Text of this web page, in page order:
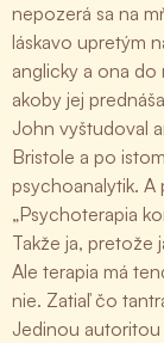
nepozerá sa na
láskavo upretým
anglicky a ona
akoby jej
John vyštudoval
Bristole a po
psychoanalytik. A
„Psychoterapia
Takže ja, pretože
Ale terapia má
nie. Zatiaľ čo
Jedinou autoritou